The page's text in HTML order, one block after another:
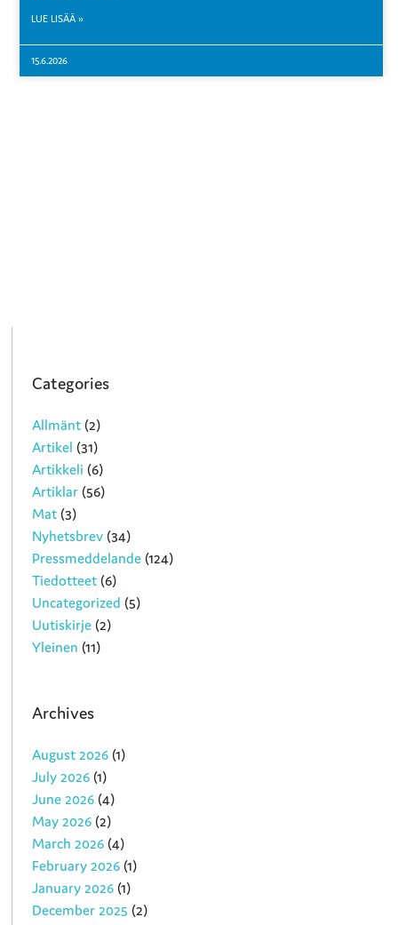
LUE LISÄÄ »
15.6.2026
Categories
Allmänt (2)
Artikel (31)
Artikkeli (6)
Artiklar (56)
Mat (3)
Nyhetsbrev (34)
Pressmeddelande (124)
Tiedotteet (6)
Uncategorized (5)
Uutiskirje (2)
Yleinen (11)
Archives
August 2026 (1)
July 2026 (1)
June 2026 (4)
May 2026 (2)
March 2026 (4)
February 2026 (1)
January 2026 (1)
December 2025 (2)